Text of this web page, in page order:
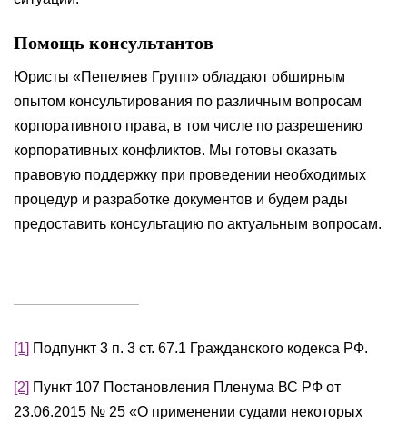
Помощь консультантов
Юристы «Пепеляев Групп» обладают обширным
опытом консультирования по различным вопросам
корпоративного права, в том числе по разрешению
корпоративных конфликтов. Мы готовы оказать
правовую поддержку при проведении необходимых
процедур и разработке документов и будем рады
предоставить консультацию по актуальным вопросам.
[1] Подпункт 3 п. 3 ст. 67.1 Гражданского кодекса РФ.
[2] Пункт 107 Постановления Пленума ВС РФ от
23.06.2015 № 25 «О применении судами некоторых